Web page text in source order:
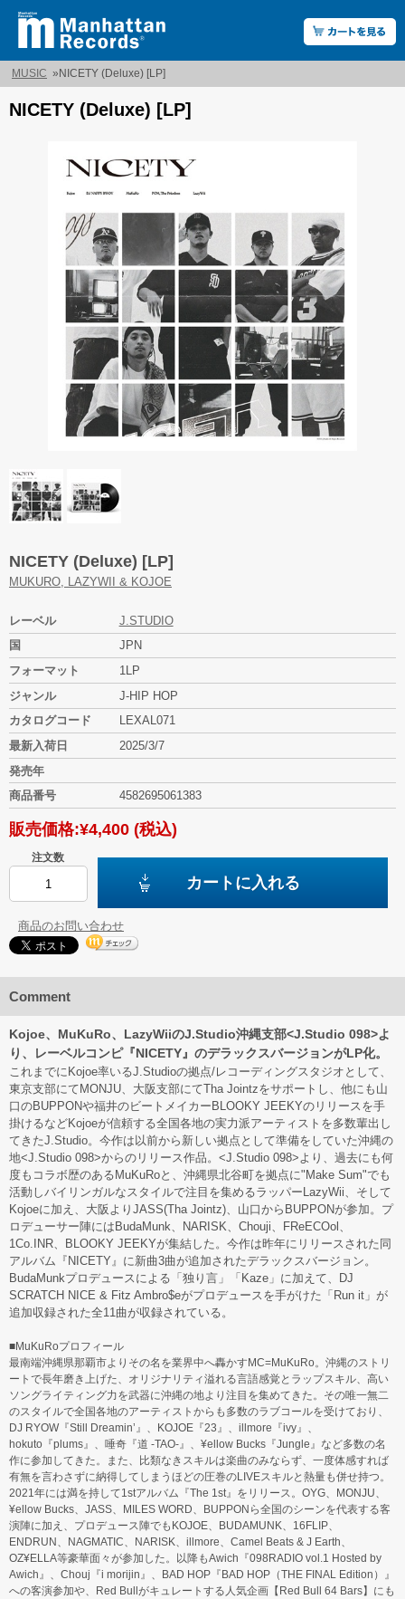
MUSIC » NICETY (Deluxe) [LP]
NICETY (Deluxe) [LP]
NICETY (Deluxe) [LP]
MUKURO, LAZYWII & KOJOE
レーベル
J.STUDIO
国
JPN
フォーマット
1LP
ジャンル
J-HIP HOP
カタログコード
LEXAL071
最新入荷日
2025/3/7
発売年
商品番号
4582695061383
販売価格:¥4,400 (税込)
注文数
カートに入れる
商品のお問い合わせ
Comment
Kojoe、MuKuRo、LazyWiiのJ.Studio沖縄支部<J.Studio 098>よ
り、レーベルコンピ『NICETY』のデラックスバージョンがLP化。
これまでにKojoe率いるJ.Studioの拠点/レコーディングスタジオとして、
東京支部にてMONJU、大阪支部にてTha Jointzをサポートし、他にも山
口のBUPPONや福井のビートメイカーBLOOKY JEEKYのリリースを手
掛けるなどKojoeが信頼する全国各地の実力派アーティストを多数輩出し
てきたJ.Studio。今作は以前から新しい拠点として準備をしていた沖縄の
地<J.Studio 098>からのリリース作品。<J.Studio 098>より、過去にも何
度もコラボ歴のあるMuKuRoと、沖縄県北谷町を拠点に"Make Sum"でも
活動しバイリンガルなスタイルで注目を集めるラッパーLazyWii、そして
Kojoeに加え、大阪よりJASS(Tha Jointz)、山口からBUPPONが参加。プ
ロデューサー陣にはBudaMunk、NARISK、Chouji、FReECOol、
1Co.INR、BLOOKY JEEKYが集結した。今作は昨年にリリースされた同
アルバム『NICETY』に新曲3曲が追加されたデラックスバージョン。
BudaMunkプロデュースによる「独り言」「Kaze」に加えて、DJ
SCRATCH NICE & Fitz Ambro$eがプロデュースを手がけた「Run it」が
追加収録された全11曲が収録されている。
■MuKuRoプロフィール
最南端沖縄県那覇市よりその名を業界中へ轟かすMC=MuKuRo。沖縄のストリ
ートで長年磨き上げた、オリジナリティ溢れる言語感覚とラップスキル、高い
ソングライティング力を武器に沖縄の地より注目を集めてきた。その唯一無二
のスタイルで全国各地のアーティストからも多数のラブコールを受けており、
DJ RYOW『Still Dreamin’』、KOJOE『23』、illmore『ivy』、
hokuto『plums』、唾奇『道 -TAO-』、¥ellow Bucks『Jungle』など多数の名
作に参加してきた。また、比類なきスキルは楽曲のみならず、一度体感すれば
有無を言わさずに納得してしまうほどの圧巻のLIVEスキルと熱量も併せ持つ。
2021年には満を持して1stアルバム『The 1st』をリリース。OYG、MONJU、
¥ellow Bucks、JASS、MILES WORD、BUPPONら全国のシーンを代表する客
演陣に加え、プロデュース陣でもKOJOE、BUDAMUNK、16FLIP、
ENDRUN、NAGMATIC、NARISK、illmore、Camel Beats & J Earth、
OZ¥ELLA等豪華面々が参加した。以降もAwich『098RADIO vol.1 Hosted by
Awich』、Chouj『i morijin』、BAD HOP『BAD HOP（THE FINAL Edition）』
への客演参加や、Red Bullがキュレートする人気企画【Red Bull 64 Bars】にも